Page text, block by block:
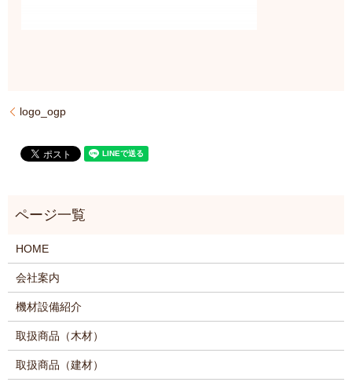
logo_ogp
HOME
会社案内
機材設備紹介
取扱商品（木材）
取扱商品（建材）